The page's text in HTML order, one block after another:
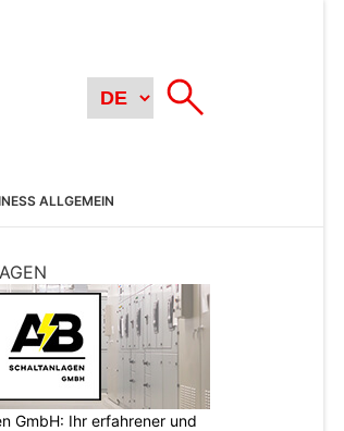
ALLGEMEIN
GmbH: Ihr erfahrener und